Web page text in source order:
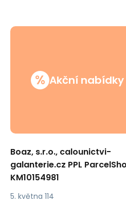
% Akční
Boaz, s.r.o., calounictvi-
galanterie.cz PPL
KM10154981
5. května 114